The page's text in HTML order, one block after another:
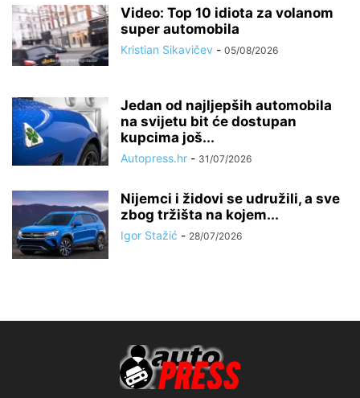
Video: Top 10 idiota za volanom
super automobila
Kristian Sikavičev - 05/08/2026
Jedan od najljepših automobila
na svijetu bit će dostupan
kupcima još...
Autopress.hr - 31/07/2026
Nijemci i židovi se udružili, a sve
zbog tržišta na kojem...
Igor Stažić - 28/07/2026